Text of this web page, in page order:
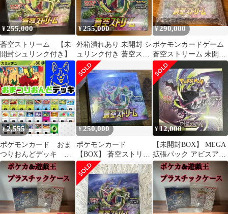
¥255,000
蒼空ストリーム 【未
開封シュリンク付き】
¥255,000
外箱潰れあり 未開封 シ
ュリンク付き 蒼空スト
リーム 拡張パック box
ポケカ ポケモン ポケモ
ンカード ソード&シー
ルド
¥290,000
ポケモンカードゲーム
蒼空ストリーム 未開封
BOX
¥2,555
ポケモンカード おま
つりおんどデッキ 構
築済み
¥250,000
ポケモンカード
【BOX】 蒼空ストリー
ム
¥12,000
【未開封BOX】 MEGA
拡張パック アビスアイ
シュリンク付き